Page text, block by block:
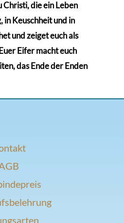
Christi, die ein Leben
Keuschheit und in
und zeiget euch als
Eifer macht euch
das Ende der Enden